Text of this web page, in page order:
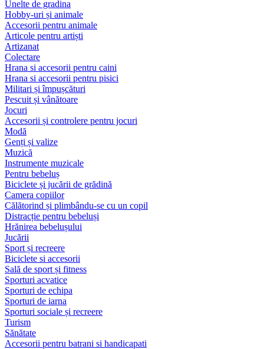
Unelte de gradina
Hobby-uri și animale
Accesorii pentru animale
Articole pentru artiști
Artizanat
Colectare
Hrana si accesorii pentru caini
Hrana si accesorii pentru pisici
Militari și împușcături
Pescuit și vânătoare
Jocuri
Accesorii și controlere pentru jocuri
Modă
Genți și valize
Muzică
Instrumente muzicale
Pentru bebeluș
Biciclete și jucării de grădină
Camera copiilor
Călătorind și plimbându-se cu un copil
Distracție pentru bebeluși
Hrănirea bebelușului
Jucării
Sport și recreere
Biciclete si accesorii
Sală de sport și fitness
Sporturi acvatice
Sporturi de echipa
Sporturi de iarna
Sporturi sociale și recreere
Turism
Sănătate
Accesorii pentru batrani si handicapati